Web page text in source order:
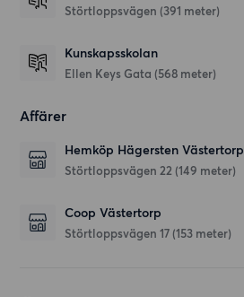
Störtloppsvägen (391 meter)
Kunskapsskolan
Ellen Keys Gata (568 meter)
Affärer
Hemköp Hägersten Västertorp
Störtloppsvägen 22 (149 meter)
Coop Västertorp
Störtloppsvägen 17 (153 meter)